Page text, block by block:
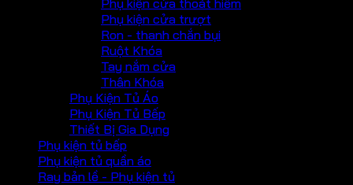
Phụ kiện cửa trượt
Ron - thanh chắn bụi
Ruột Khóa
Tay nắm cửa
Thân Khóa
Phụ Kiện Tủ Áo
Phụ Kiện Tủ Bếp
Thiết Bị Gia Dụng
Phụ kiện tủ bếp
Phụ kiện tủ quần áo
Ray bản lề - Phụ kiện tủ